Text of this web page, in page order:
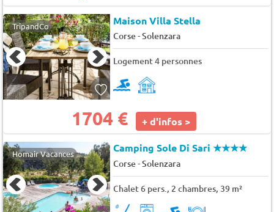
TripandCo Maison Villa Stella
Corse-Solenzara
Logement 4 personnes
1704 € + d'infos >
Homair Vacances Camping Sole Di Sari★★★★
Corse-Solenzara
Chalet 6 pers., 2 chambres, 39 m²